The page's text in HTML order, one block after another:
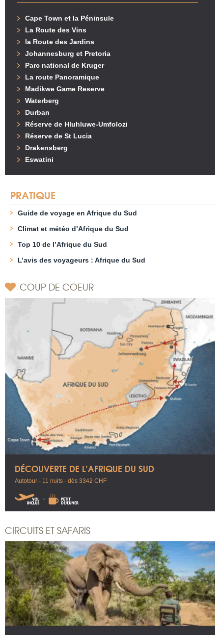
Cape Town et la Péninsule
La Route des Vins
la Route des Jardins
Johannesburg et Pretoria
Parc national de Kruger
La route Panoramique
Madikwe Game Reserve
Waterberg
Durban
Réserve de Hluhluwe-Umfolozi
Réserve de St Lucia
Drakensberg
Eswatini
PRATIQUE
Guide de voyage en Afrique du Sud
Climat et météo d’Afrique du Sud
Top 10 de l’Afrique du Sud
L’avis des voyageurs : Afrique du Sud
COUP DE COEUR
DÉCOUVERTE DE L’AFRIQUE DU SUD
Autotour - 11 nuits - dès 3342 CHF
CIRCUITS ET SAFARIS